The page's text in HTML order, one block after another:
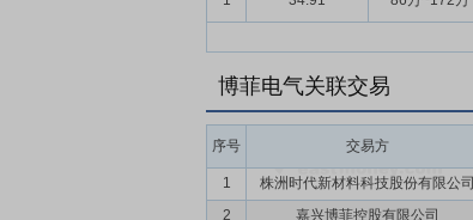
博菲电气关联交易
序号 交易方
1 株洲时代新材料科技股份有限公司
2
嘉兴博菲控股有限公司